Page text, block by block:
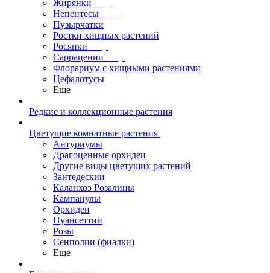
Жирянки
Непентесы
Пузырчатки
Ростки хищных растений
Росянки
Саррацении
Флорариум с хищными растениями
Цефалотусы
Еще
Редкие и коллекционные растения
Цветущие комнатные растения
Антуриумы
Драгоценные орхидеи
Другие виды цветущих растений
Зантедескии
Каланхоэ Розалины
Кампанулы
Орхидеи
Пуансеттии
Розы
Сенполии (фиалки)
Еще